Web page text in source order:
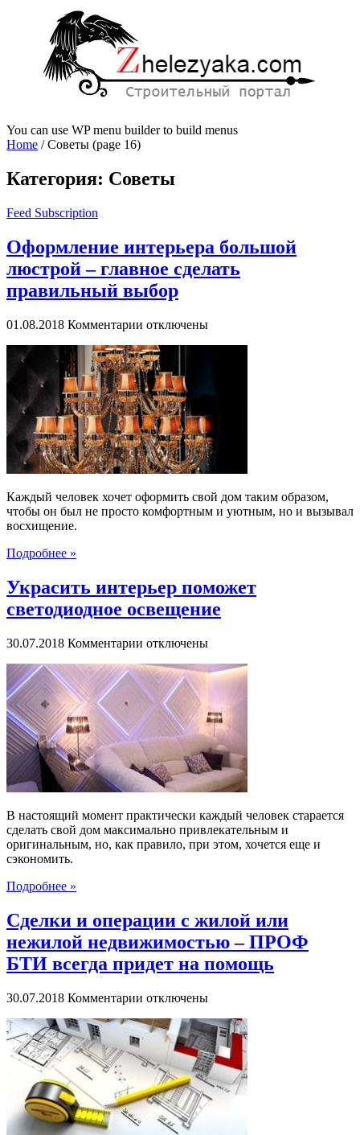
You can use WP menu builder to build menus
Home /Советы (page 16)
Категория: Советы
Feed Subscription
Оформление интерьера большой
люстрой – главное сделать
правильный выбор
01.08.2018 Комментарии к
Оформление
интерьера
большой
люстрой
–
главное
сделать
правильный
выбор
отключены
Каждый человек хочет оформить свой дом таким образом,
чтобы он был не просто комфортным и уютным, но и вызывал
восхищение.
Подробнее »
Украсить интерьер поможет
светодиодное освещение
30.07.2018 Комментарии к
Украсить
интерьер
поможет
светодиодное
освещение
отключены
В настоящий момент практически каждый человек старается
сделать свой дом максимально привлекательным и
оригинальным, но, как правило, при этом, хочется еще и
сэкономить.
Подробнее »
Сделки и операции с жилой или
нежилой недвижимостью – ПРОФ
БТИ всегда придет на помощь
30.07.2018 Комментарии к
Сделки
и
операции
с
жилой
или
нежилой
недвижимостью
отключены